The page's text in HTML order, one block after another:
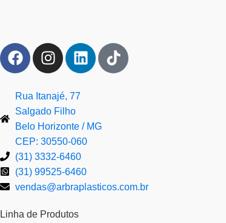
Rua Itanajé, 77
Salgado Filho
Belo Horizonte / MG
CEP: 30550-060
(31) 3332-6460
(31) 99525-6460
vendas@arbraplasticos.com.br
Linha de Produtos